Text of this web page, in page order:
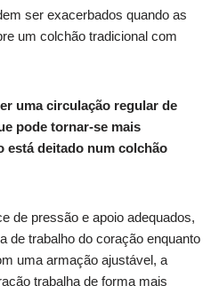
ser exacerbados quando as
um colchão tradicional com
uma circulação regular de
pode tornar-se mais
está deitado num colchão
de pressão e apoio adequados,
de trabalho do coração enquanto
uma armação ajustável, a
trabalha de forma mais